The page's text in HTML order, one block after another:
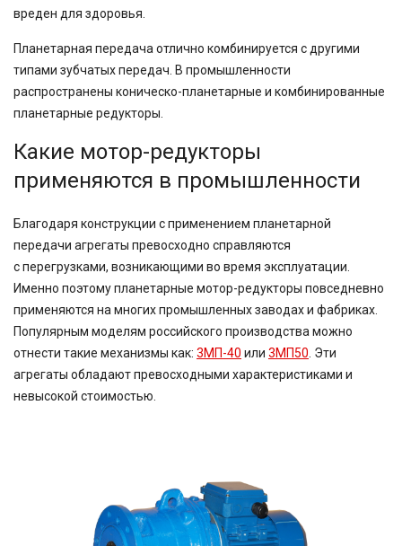
вреден для здоровья.
Планетарная передача отлично комбинируется с другими
типами зубчатых передач. В промышленности
распространены коническо-планетарные и комбинированные
планетарные редукторы.
Какие мотор-редукторы
применяются в промышленности
Благодаря конструкции с применением планетарной
передачи агрегаты превосходно справляются
сперегрузками, возникающими во время эксплуатации.
Именно поэтому планетарные мотор-редукторы повседневно
применяются на многих промышленных заводах и фабриках.
Популярным моделям российского производства можно
отнести такие механизмы как: 3МП-40 или 3МП50 . Эти
агрегаты обладают превосходными характеристиками и
невысокой стоимостью.